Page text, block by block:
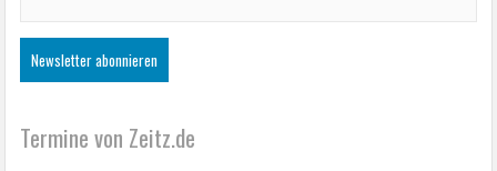
Termine von Zeitz.de